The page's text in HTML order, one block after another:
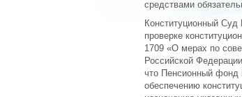
средствами
Конституционный
проверке
1709 «О мерах по
Российской
что Пенсионный фонд
обеспечению